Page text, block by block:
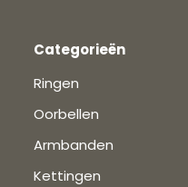
Categorieën
Ringen
Oorbellen
Armbanden
Kettingen